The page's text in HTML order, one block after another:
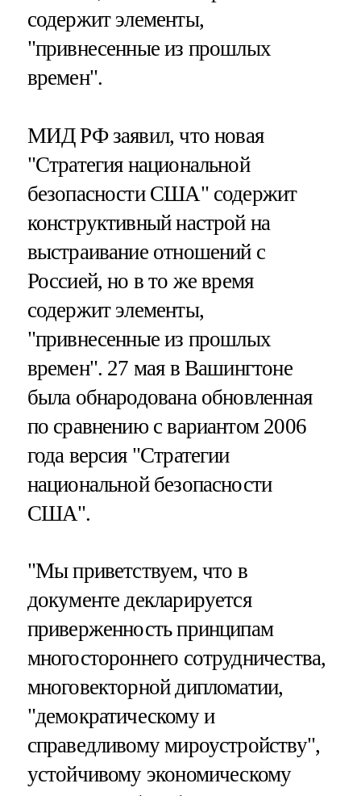
содержит элементы,
"привнесенные из прошлых
времен".
МИД РФ заявил, что новая
"Стратегия национальной
безопасности США" содержит
конструктивный настрой на
выстраивание отношений с
Россией, но в то же время
содержит элементы,
"привнесенные из прошлых
времен". 27 мая в Вашингтоне
была обнародована обновленная
по сравнению с вариантом 2006
года версия "Стратегии
национальной безопасности
США".
"Мы приветствуем, что в
документе декларируется
приверженность принципам
многостороннего сотрудничества,
многовекторной дипломатии,
"демократическому и
справедливому мироустройству",
устойчивому экономическому